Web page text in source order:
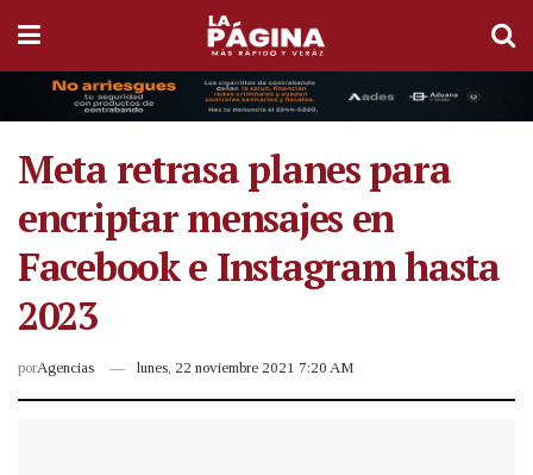
Meta retrasa planes para
encriptar mensajes en
Facebook e Instagram hasta
2023
porAgencias lunes, 22 noviembre 2021 7:20 AM